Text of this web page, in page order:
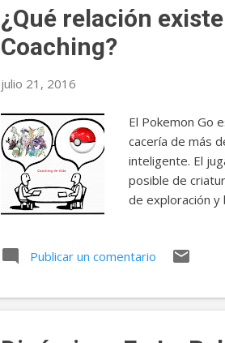
¿Qué relación
Coaching?
julio 21, 2016
El Pokemon Go
cacería de más
inteligente. El
posible de
de exploración y
vemos y que
elementos
consideremos,
Publicar un comentario